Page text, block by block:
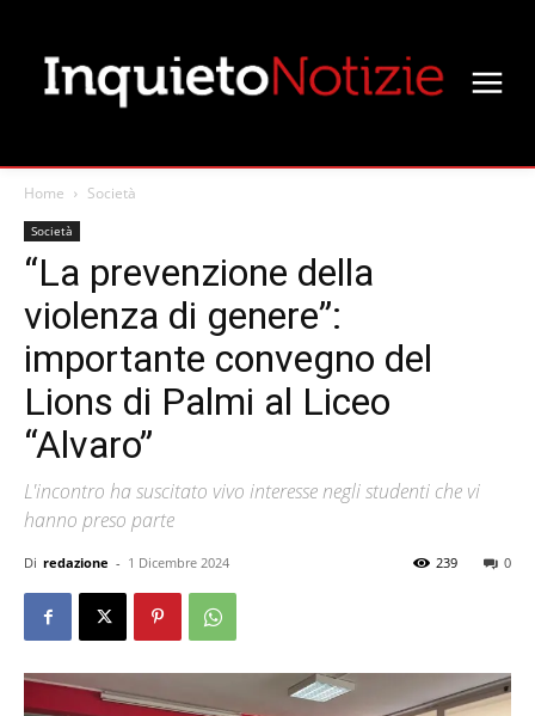
Home Società
Società
“La prevenzione della
violenza di genere”:
importante convegno del
Lions di Palmi al Liceo
“Alvaro”
L'incontro ha suscitato vivo interesse negli studenti che vi
hanno preso parte
Di redazione - 1 Dicembre 2024 0
239